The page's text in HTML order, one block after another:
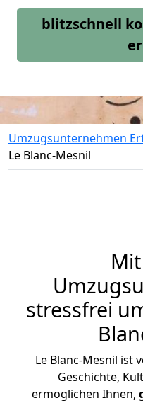
blitzschnell
Umzugsunternehmen
Le Blanc-Mesnil
stressfrei
Le Blanc-Mesnil ist
Geschichte,
ermöglichen Ihnen,